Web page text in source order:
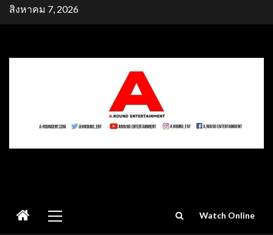
Skipสิงหาคม 7, 2026
Menu
Watch Online